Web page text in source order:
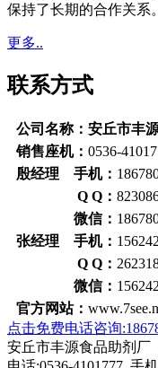
保持了长期的合作关系。
更多..
联系方式
公司名称：安丘市丰
销售座机： 0536-
殷经理 手机：
Q Q：
微信：
张经理 手机：
Q Q：
微信：
官方网站：
点击免费电话咨询
安丘市丰源食品助剂厂